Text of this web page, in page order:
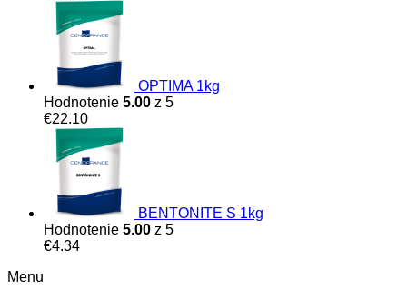
OPTIMA 1kg
Hodnotenie 5.00 z 5
€22.10
BENTONITE S 1kg
Hodnotenie 5.00 z 5
€4.34
Menu